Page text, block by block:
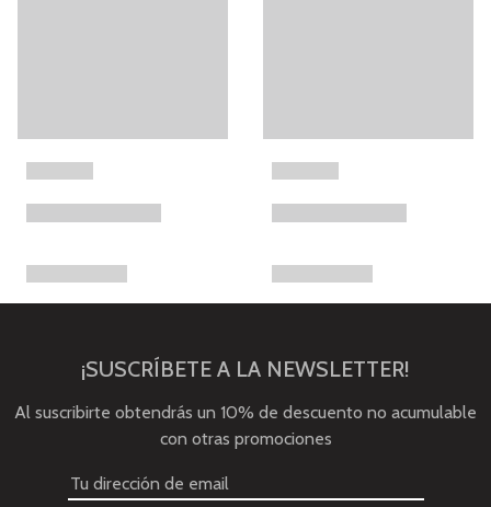
¡SUSCRÍBETE A LA NEWSLETTER!
Al suscribirte obtendrás un 10% de descuento no acumulable
con otras promociones